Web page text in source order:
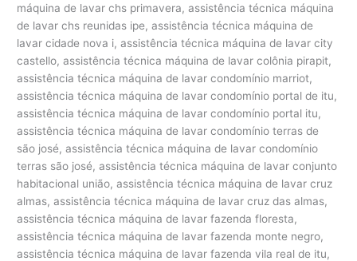
máquina de lavar chs primavera, assistência técnica máquina
de lavar chs reunidas ipe, assistência técnica máquina de
lavar cidade nova i, assistência técnica máquina de lavar city
castello, assistência técnica máquina de lavar colônia pirapit,
assistência técnica máquina de lavar condomínio marriot,
assistência técnica máquina de lavar condomínio portal de itu,
assistência técnica máquina de lavar condomínio portal itu,
assistência técnica máquina de lavar condomínio terras de
são josé, assistência técnica máquina de lavar condomínio
terras são josé, assistência técnica máquina de lavar conjunto
habitacional união, assistência técnica máquina de lavar cruz
almas, assistência técnica máquina de lavar cruz das almas,
assistência técnica máquina de lavar fazenda floresta,
assistência técnica máquina de lavar fazenda monte negro,
assistência técnica máquina de lavar fazenda vila real de itu,